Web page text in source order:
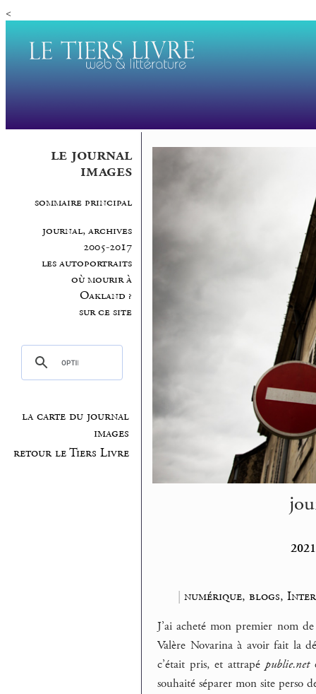
<
le journal
images
sommaire principal
journal, archives
2005-2017
les autoportraits
où mourir à
Oakland ?
sur ce site
la carte du journal
images
retour le Tiers Livre
| numérique, blogs,
J’ai acheté mon premier nom
Valère Novarina à avoir fait la
c’était pris, et attrapé publie.net
souhaité séparer mon site perso